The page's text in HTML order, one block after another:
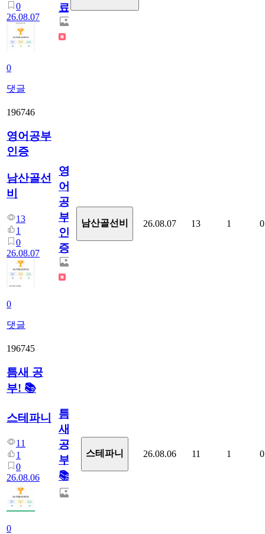
0
26.08.07
0
댓글
료
196746
영어공부
인증
남산골선
비
13
1
0
26.08.07
0
댓글
영
어
공
부
인
증
남산골선비 26.08.07 13 1 0
196745
틈새 공
부! 📚
스테파니
11
1
0
26.08.06
0
틈
새
공
부!
📚
스테파니 26.08.06 11 1 0